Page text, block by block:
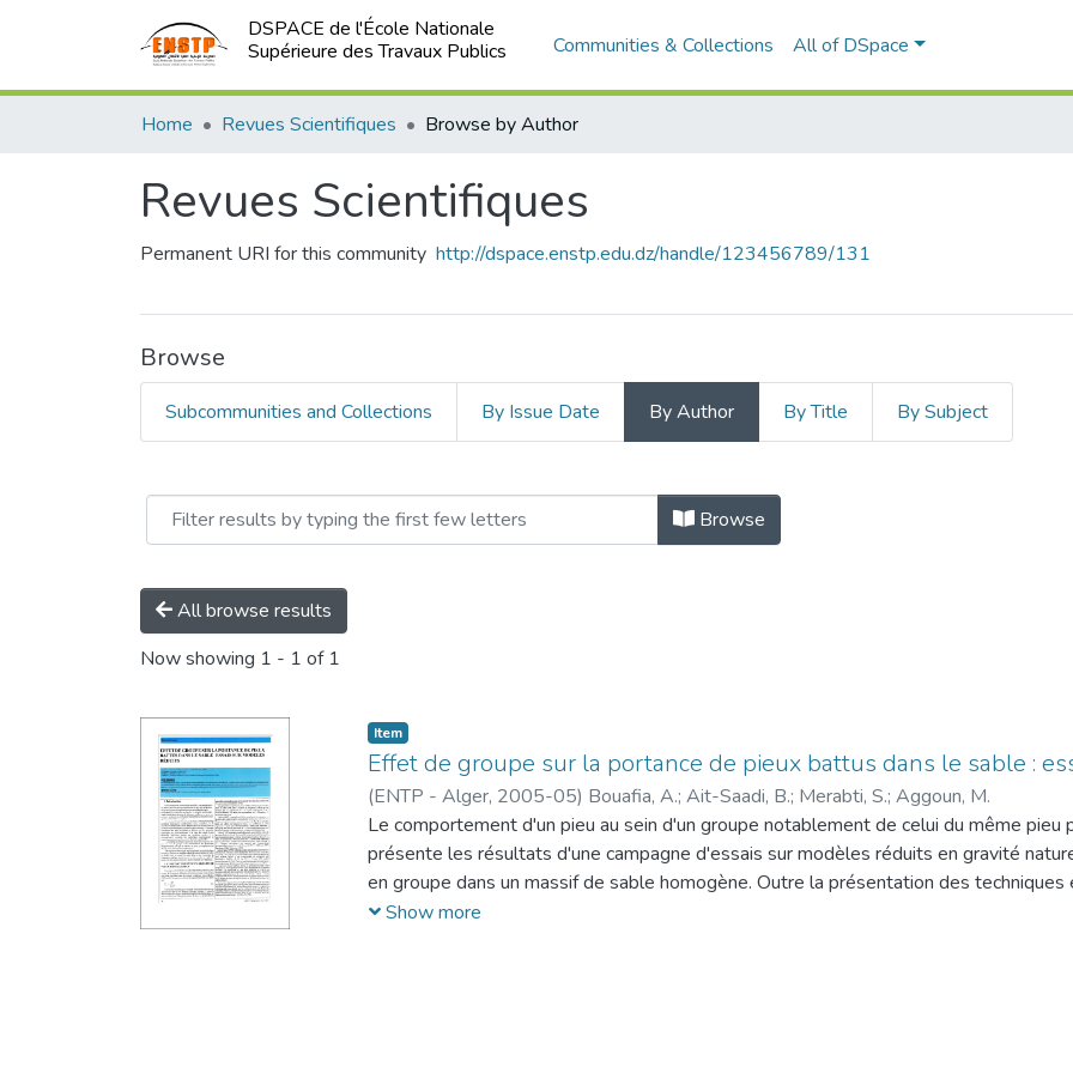
DSPACE de l'École Nationale
Supérieure des Travaux Publics
Communities & Collections All of DSpace
Home Revues Scientifiques Browse by Author
Revues Scientifiques
Permanent URI for this community http://dspace.enstp.edu.dz/handle/123456789/131
Browse
Subcommunities and Collections By Issue Date By Author By Title By Subject
Browsing Revues Scientifiques by Author "Aggoun, M."
Browse
All browse results
Now showing 1 - 1 of 1
Item
Effet de groupe sur la portance de pieux battus dans le sable :
(ENTP - Alger, 2005-05) Bouafia, A.; Ait-Saadi, B.; Merabti, S.; Aggoun, M.
Le comportement d'un pieu au sein d'un groupe notablement de celui du même
présente les résultats d'une campagne d'essais sur modèles réduits en gravité
en groupe dans un massif de sable homogène. Outre la présentation des techniques
montré que l'effet du groupe se traduit défavorablement par réduction de la
Show more